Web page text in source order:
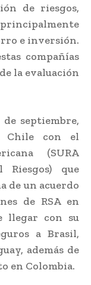
de riesgos,
e inversión.
compañías
la evaluación
de septiembre,
Chile con el
(SURA
Riesgos) que
de un acuerdo
de RSA en
llegar con su
a Brasil,
además de
en Colombia.